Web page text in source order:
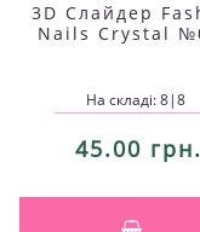
3D Слайдер
Nails Crystal
На складі: 8|8
45.00 грн.